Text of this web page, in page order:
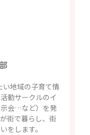
地域の子育て情
動サークルのイ
会…など）を発
街で暮らし、街
をします。